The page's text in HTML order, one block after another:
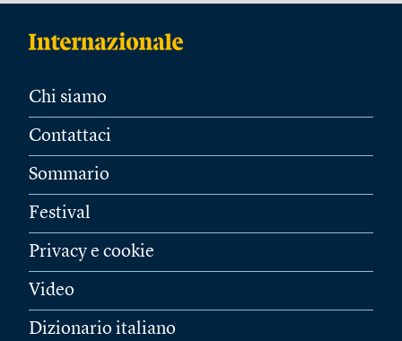
Chi siamo
Contattaci
Sommario
Festival
Privacy e cookie
Video
Dizionario italiano